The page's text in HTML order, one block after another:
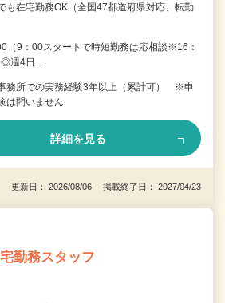
も在宅勤務OK（全国47都道府県対応、転勤
（9：00スタートで時短勤務は応相談※16：
◎週4日…
事務所での実務経験3年以上（累計可） ※申
は問いません
詳細を見る
更新日： 2026/08/06 掲載終了日： 2027/04/23
勤務スタッフ